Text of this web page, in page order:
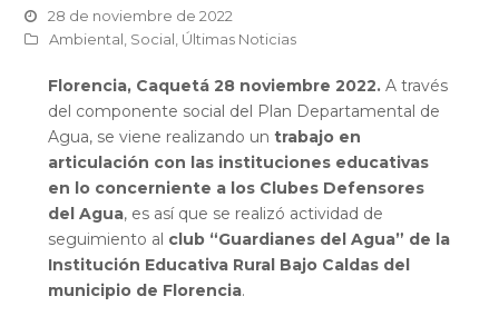
28 de noviembre de 2022
Ambiental Social Últimas Noticias
Florencia, Caquetá 28 noviembre 2022.A través
del componente social del Plan Departamental de
Agua, se viene realizando un trabajo en
articulación con las instituciones educativas
en lo concerniente a los Clubes Defensores
del Agua, es así que se realizó actividad de
seguimiento al club “Guardianes del Agua” de la
Institución Educativa Rural Bajo Caldas del
municipio de Florencia.